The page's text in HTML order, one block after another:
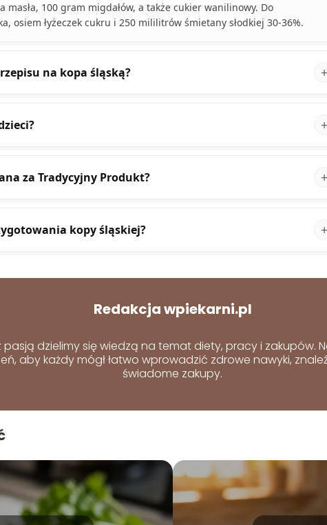
100 gram migdałów, a także cukier wanilinowy. Do
osiem łyżeczek cukru i 250 mililitrów śmietany słodkiej 30-36%.
na kopa śląską?
za Tradycyjny Produkt?
kopy śląskiej?
Redakcja wpiekarni.pl
pasją dzielimy się wiedzą na temat diety, pracy i zakupów.
aby każdy mógł łatwo wprowadzić zdrowe nawyki,
świadome zakupy.